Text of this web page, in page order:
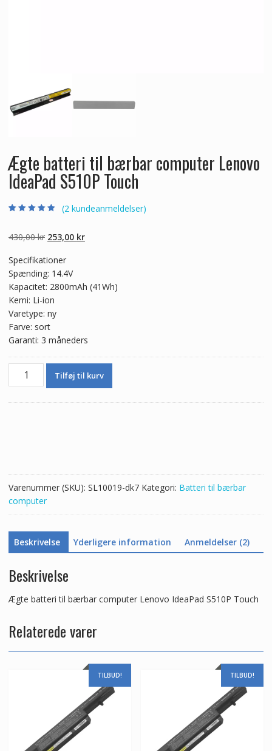
Ægte batteri til bærbar computer Lenovo
IdeaPad S510P Touch
baseret på
kundebedømme
(2 kundeanmeldelser)
430,00kr Den
pris
var:
430,00 kr.
253,00 krDen
253,00 kr.
Specifikationer
Spænding: 14.4V
Kapacitet: 2800mAh (41Wh)
Kemi: Li-ion
Varetype: ny
Farve: sort
Garanti: 3 måneders
Ægte
Touch
antal
Tilføj til kurv
Varenummer (SKU): SL10019-dk7 Kategori: Batteri til bærbar
computer
Beskrivelse Yderligere information Anmeldelser (2)
Beskrivelse
Ægte batteri til bærbar computer Lenovo IdeaPad S510P Touch
Relaterede varer
TILBUD! TILBUD!